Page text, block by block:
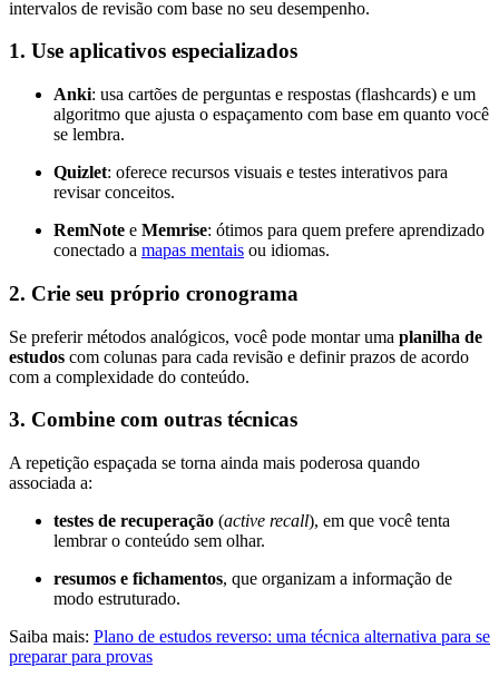
intervalos de revisão com base no seu desempenho.
1. Use aplicativos especializados
Anki: usa cartões de perguntas e respostas (flashcards) e um
algoritmo que ajusta o espaçamento com base em quanto você
se lembra.
Quizlet: oferece recursos visuais e testes interativos para
revisar conceitos.
RemNote e Memrise: ótimos para quem prefere aprendizado
conectado a mapas mentais ou idiomas.
2. Crie seu próprio cronograma
Se preferir métodos analógicos, você pode montar uma planilha de
estudos com colunas para cada revisão e definir prazos de acordo
com a complexidade do conteúdo.
3. Combine com outras técnicas
A repetição espaçada se torna ainda mais poderosa quando
associada a:
testes de recuperação (active recall), em que você tenta
lembrar o conteúdo sem olhar.
resumos e fichamentos, que organizam a informação de
modo estruturado.
Saiba mais: Plano de estudos reverso: uma técnica alternativa para se
preparar para provas